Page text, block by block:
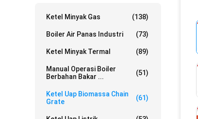
Ketel Minyak Gas (138)
Boiler Air Panas Industri (73)
Ketel Minyak Termal (89)
Manual Operasi Boiler
Berbahan Bakar ...
(51)
Ketel Uap Biomassa Chain
Grate
(61)